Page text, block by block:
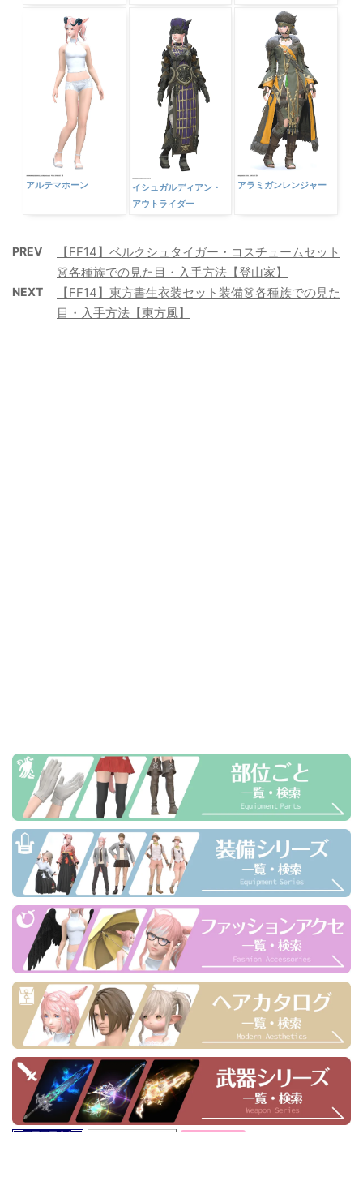
アルテマホーン
イシュガルディアン・
アウトライダー
アラミガンレンジャー
PREV
【FF14】ベルクシュタイガー・コスチュームセット
👗各種族での見た目・入手方法【登山家】
NEXT
【FF14】東方書生衣装セット装備👗各種族での見た
目・入手方法【東方風】